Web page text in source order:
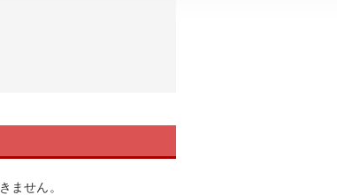
ません。